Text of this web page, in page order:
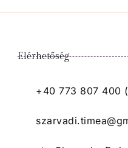
Elérhetőség
+40 773 807 400